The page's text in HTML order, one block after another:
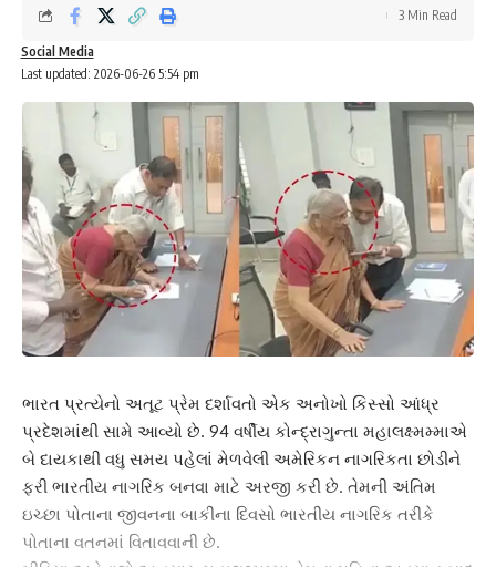
Last updated: 2026-06-26 5:54 pm
Social Media
3 Min Read
ભારત પ્રત્યેનો અતૂટ પ્રેમ દર્શાવતો એક અનોખો કિસ્સો આંધ્ર
પ્રદેશમાંથી સામે આવ્યો છે. 94 વર્ષીય કોન્દ્રાગુન્તા મહાલક્ષ્મમ્માએ
બે દાયકાથી વધુ સમય પહેલાં મેળવેલી અમેરિકન નાગરિકતા છોડીને
ફરી ભારતીય નાગરિક બનવા માટે અરજી કરી છે. તેમની અંતિમ
ઇચ્છા પોતાના જીવનના બાકીના દિવસો ભારતીય નાગરિક તરીકે
પોતાના વતનમાં વિતાવવાની છે.